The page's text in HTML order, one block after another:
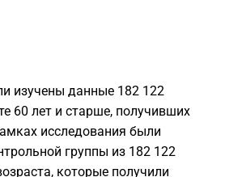
изучены данные 182 122
60 лет и старше, получивших
исследования были
группы из 182 122
которые получили